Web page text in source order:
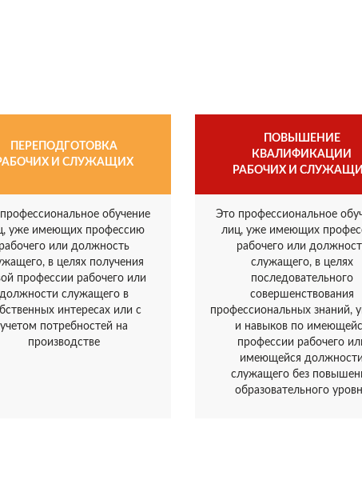
ПЕРЕПОДГОТОВКА
И СЛУЖАЩИХ
обучение
уже имеющих профессию
рабочего или должность
в целях получения
профессии рабочего или
должности служащего в
интересах или с
учетом потребностей на
производстве
ПОВЫШЕНИЕ
КВАЛИФИКАЦИИ
РАБОЧИХ И
Это профессиональное
лиц, уже имеющих
рабочего или
служащего, в целях
последовательного
совершенствования
профессиональных знаний,
и навыков по
профессии рабочего
имеющейся должности
служащего без
образовательного